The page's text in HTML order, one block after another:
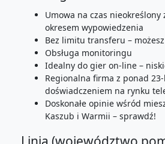
Umowa na czas nieokreślony
okresem wypowiedzenia
Bez limitu transferu –
Obsługa monitoringu
Idealny do gier on-line –
Regionalna firma z ponad
doświadczeniem na rynku
Doskonałe opinie wśród
Kaszub i Warmii – sprawdź!